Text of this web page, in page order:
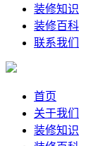
装修知识
装修百科
联系我们
首页
关于我们
装修知识